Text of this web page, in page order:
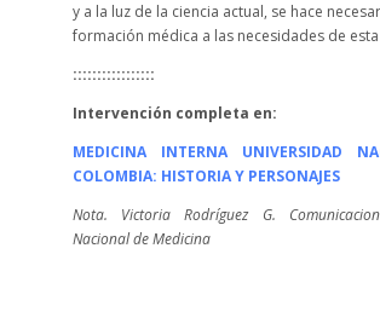
y a la luz de la ciencia actual, se hace
formación médica a las necesidades de
:::::::::::::::::
Intervención completa en:
MEDICINA INTERNA UNIVERSIDAD
COLOMBIA: HISTORIA Y PERSONAJES
Nota. Victoria Rodríguez G.
Nacional de Medicina